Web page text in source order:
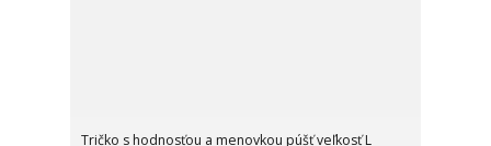
Tričko s hodnosťou a menovkou púšť veľkosť L